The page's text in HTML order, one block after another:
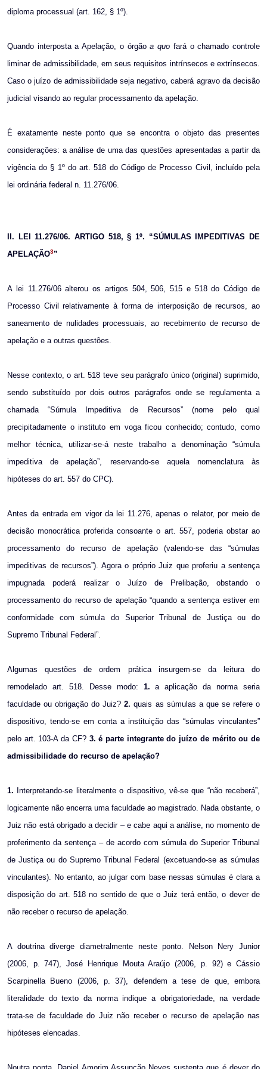
diploma processual (art. 162, § 1º).
Quando interposta a Apelação, o órgãoa quo fará o chamado controle
liminar de admissibilidade, em seus requisitos intrínsecos e extrínsecos.
Caso o juízo de admissibilidade seja negativo, caberá agravo da decisão
judicial visando ao regular processamento da apelação.
É exatamente neste ponto que se encontra o objeto das presentes
considerações: a análise de uma das questões apresentadas a partir da
vigência do § 1º do art. 518 do Código de Processo Civil, incluído pela
lei ordinária federal n. 11.276/06.
II. LEI 11.276/06. ARTIGO 518, § 1º. “SÚMULAS IMPEDITIVAS DE
APELAÇÃO3”
A lei 11.276/06 alterou os artigos 504, 506, 515 e 518 do Código de
Processo Civil relativamente à forma de interposição de recursos, ao
saneamento de nulidades processuais, ao recebimento de recurso de
apelação e a outras questões.
Nesse contexto, o art. 518 teve seu parágrafo único (original) suprimido,
sendo substituído por dois outros parágrafos onde se regulamenta a
chamada “Súmula Impeditiva de Recursos” (nome pelo qual
precipitadamente o instituto em voga ficou conhecido; contudo, como
melhor técnica, utilizar-se-á neste trabalho a denominação “súmula
impeditiva de apelação”, reservando-se aquela nomenclatura às
hipóteses do art. 557 do CPC).
Antes da entrada em vigor da lei 11.276, apenas o relator, por meio de
decisão monocrática proferida consoante o art. 557, poderia obstar ao
processamento do recurso de apelação (valendo-se das “súmulas
impeditivas de recursos”). Agora o próprio Juiz que proferiu a sentença
impugnada poderá realizar o Juízo de Prelibação, obstando o
processamento do recurso de apelação “quando a sentença estiver em
conformidade com súmula do Superior Tribunal de Justiça ou do
Supremo Tribunal Federal”.
Algumas questões de ordem prática insurgem-se da leitura do
remodelado art. 518. Desse modo: 1.aaplicação da norma seria
faculdade ou obrigação do Juiz?2. quais as súmulas a que se refere o
dispositivo, tendo-se em conta a instituição das “súmulas vinculantes”
pelo art. 103-A da CF? 3. é parte integrante do juízo de mérito ou de
admissibilidade do recurso de apelação?
1.
Interpretando-se literalmente o dispositivo, vê-se que “não receberá”,
logicamente não encerra uma faculdade ao magistrado. Nada obstante, o
Juiz não está obrigado a decidir – e cabe aqui a análise, no momento de
proferimento da sentença – de acordo com súmula do Superior Tribunal
de Justiça ou do Supremo Tribunal Federal (excetuando-se as súmulas
vinculantes). No entanto, ao julgar com base nessas súmulas é clara a
disposição do art. 518 no sentido de que o Juiz terá então, o dever de
não receber o recurso de apelação.
A doutrina diverge diametralmente neste ponto. Nelson Nery Junior
(2006, p. 747), José Henrique Mouta Araújo (2006, p. 92) e Cássio
Scarpinella Bueno (2006, p. 37), defendem a tese de que, embora
literalidade do texto da norma indique a obrigatoriedade, na verdade
trata-se de faculdade do Juiz não receber o recurso de apelação nas
hipóteses elencadas.